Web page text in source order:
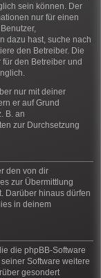
sein können. Der
nur für einen
dazu hast, suche nach
den Betreiber. Die
den Betreiber und
nur mit deiner
er auf Grund
B. an
zur Durchsetzung
den von dir
zur Übermittlung
Darüber hinaus dürfen
in deinem
die phpBB-Software
Software weitere
gesondert